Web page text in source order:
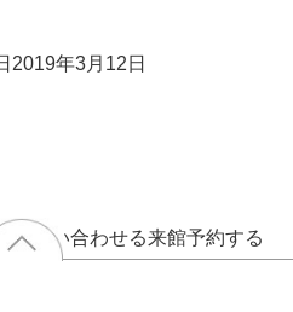
2019年3月12日
で問い合わせる来館予約する